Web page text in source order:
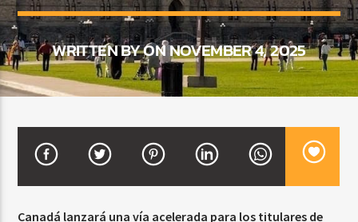
2:00 PM 5:00 PM
WRITTEN BY ON NOVEMBER 4, 2025
Canadá lanzará una vía acelerada para los titulares de